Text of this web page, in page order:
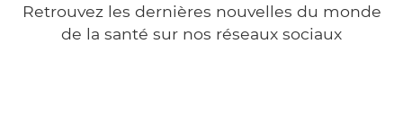
Retrouvez les dernières nouvelles du monde
de la santé sur nos réseaux sociaux